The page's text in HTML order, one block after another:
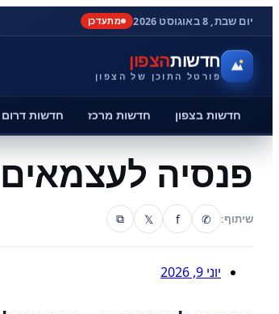
יום שבת, 8 באוגוסט 2026 מתעדכן
חדשותהצפון
פורטל התוכן של הצפון
חדשות בצפון חדשות מרכז חדשות דרום
פנסיה לעצמאים
שיתוף: ✆
f
𝕏
⧉
יוני 9, 2026